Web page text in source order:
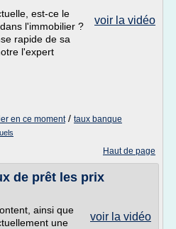
voir la vidéo
est-ce le
l'immobilier ?
rapide de sa
l'expert
en ce moment/ taux banque
Haut de page
de prêt les prix
voir la vidéo
ainsi que
une